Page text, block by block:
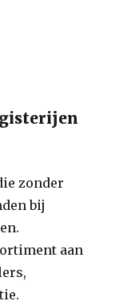
zonder
bij
aan